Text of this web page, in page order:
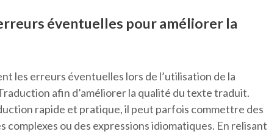
éventuelles pour améliorer la
les erreurs éventuelles lors de l’utilisation de la
afin d’améliorer la qualité du texte traduit.
rapide et pratique, il peut parfois commettre des
ou des expressions idiomatiques. En relisant